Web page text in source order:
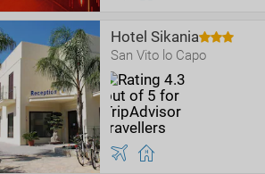
Hotel Sikania
San Vito lo Capo